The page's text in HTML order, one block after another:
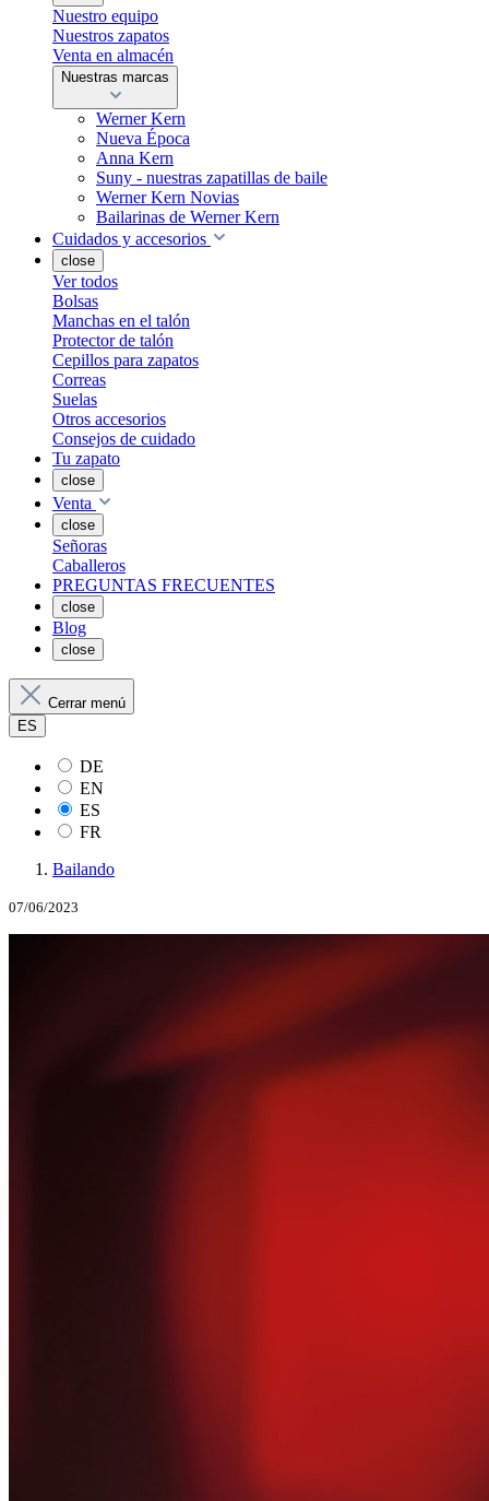
Nuestro equipo
Nuestros zapatos
Venta en almacén
Nuestras marcas
Werner Kern
Nueva Época
Anna Kern
Suny - nuestras zapatillas de baile
Werner Kern Novias
Bailarinas de Werner Kern
Cuidados y accesorios
close
Ver todos
Bolsas
Manchas en el talón
Protector de talón
Cepillos para zapatos
Correas
Suelas
Otros accesorios
Consejos de cuidado
Tu zapato
close
Venta
close
Señoras
Caballeros
PREGUNTAS FRECUENTES
close
Blog
close
Cerrar menú
ES
DE
EN
ES
FR
Bailando
07/06/2023